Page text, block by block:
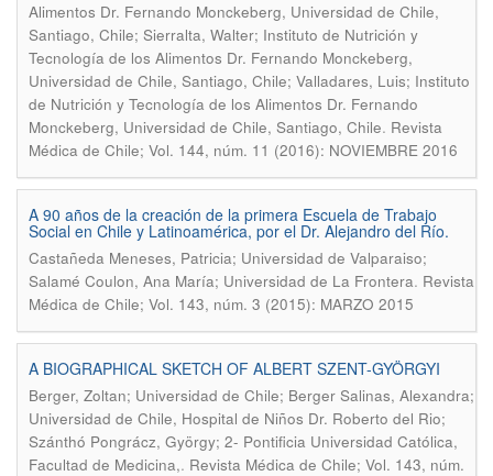
Alimentos Dr. Fernando Monckeberg, Universidad de Chile,
Santiago, Chile; Sierralta, Walter; Instituto de Nutrición y
Tecnología de los Alimentos Dr. Fernando Monckeberg,
Universidad de Chile, Santiago, Chile; Valladares, Luis; Instituto
de Nutrición y Tecnología de los Alimentos Dr. Fernando
Monckeberg, Universidad de Chile, Santiago, Chile. Revista
Médica de Chile; Vol. 144, núm. 11 (2016): NOVIEMBRE 2016
A 90 años de la creación de la primera Escuela de Trabajo
Social en Chile y Latinoamérica, por el Dr. Alejandro del Río.
Castañeda Meneses, Patricia; Universidad de Valparaiso;
Salamé Coulon, Ana María; Universidad de La Frontera. Revista
Médica de Chile; Vol. 143, núm. 3 (2015): MARZO 2015
A BIOGRAPHICAL SKETCH OF ALBERT SZENT-GYÖRGYI
Berger, Zoltan; Universidad de Chile; Berger Salinas, Alexandra;
Universidad de Chile, Hospital de Niños Dr. Roberto del Rio;
Szánthó Pongrácz, György; 2- Pontificia Universidad Católica,
Facultad de Medicina,. Revista Médica de Chile; Vol. 143, núm.